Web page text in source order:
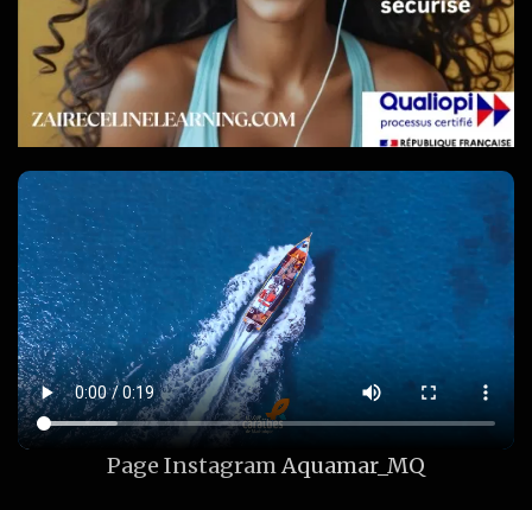
Page InstagramAquamar_MQ